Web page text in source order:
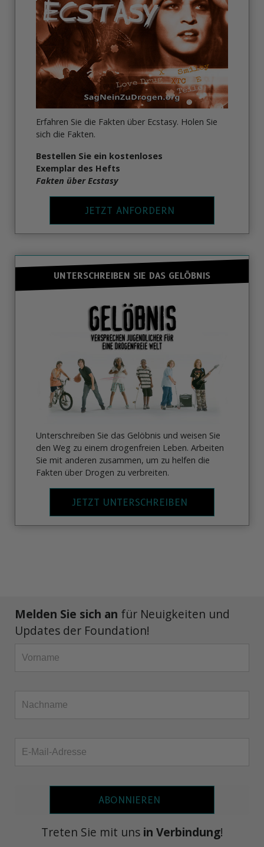
Erfahren Sie die Fakten über Ecstasy. Holen Sie
sich die Fakten.
Bestellen Sie ein kostenloses
Exemplar des Hefts
Fakten über Ecstasy
JETZT ANFORDERN
UNTERSCHREIBEN SIE DAS GELÖBNIS
Unterschreiben Sie das Gelöbnis und weisen Sie
den Weg zu einem drogenfreien Leben. Arbeiten
Sie mit anderen zusammen, um zu helfen die
Fakten über Drogen zu verbreiten.
JETZT UNTERSCHREIBEN
Melden Sie sich an für Neuigkeiten und
Updates der Foundation!
ABONNIEREN
Treten Sie mit uns in Verbindung!